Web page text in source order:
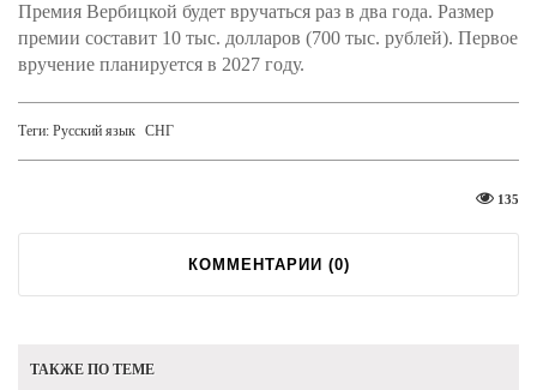
Премия Вербицкой будет вручаться раз в два года. Размер
премии составит 10 тыс. долларов (700 тыс. рублей). Первое
вручение планируется в 2027 году.
Теги: Русский язык СНГ
135
КОММЕНТАРИИ (0)
ТАКЖЕ ПО ТЕМЕ